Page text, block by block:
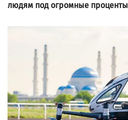
людям под огромные проценты